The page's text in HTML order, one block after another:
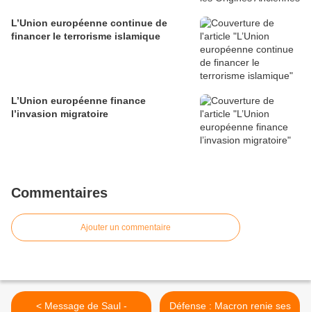
L’Union européenne continue de
financer le terrorisme islamique
L’Union européenne finance
l’invasion migratoire
Commentaires
Ajouter un commentaire
< Message de Saul -
Défense : Macron renie ses